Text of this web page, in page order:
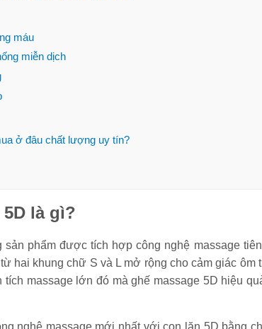
máu
miễn dịch
ở đâu chất lượng uy tín?
5D là gì?
sản phẩm được tích hợp công nghệ massage
hai khung chữ S và L mở rộng cho cảm giác ôm
tích massage lớn đó mà ghế massage 5D hiệu